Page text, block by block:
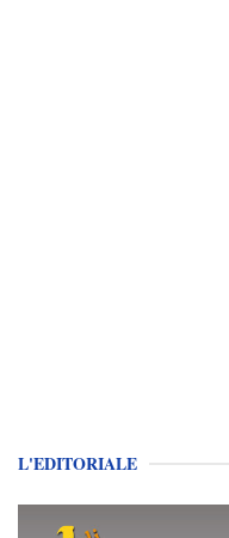
L'EDITORIALE